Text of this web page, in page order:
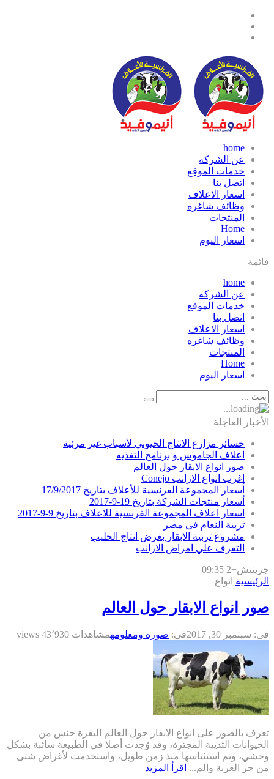
home
عن الشركه
خدمات الموقع
اتصل بنا
اسعار الاعلاف
وظائف شاغره
المنتجات
Home
اسعار اليوم
قائمة
home
عن الشركه
خدمات الموقع
اتصل بنا
اسعار الاعلاف
وظائف شاغره
المنتجات
Home
اسعار اليوم
الأخبار العاجلة
خسائر مزارع الانتاج الحيوني لأسباب غير مرئية
اعلاف الجاموس و برنامج التغذيه
صور انواع الابقار حول العالم
اغرب انواع الارانب Conejo
أسعار المجموعة الفرنسية للأعلاف بتاريخ 17/9/2017
أسعار منتجات الشركة بتاريخ 19-9-2017
اسعار اعلاف المجموعة الفرنسية للاعلاف بتاريخ 9-9-2017
تربية النعام فى مصر
مشروع تربية الابقار بغرض انتاج الحليب
التعرف علي امراض الارانب
جرينتش+2 09:35
الرئيسية انواع
صور انواع الابقار حول العالم
فى: سبتمبر 30, 2017 فى: صوره ومعلومهمشاهدات 43٬930 views
تعرف بالصور على انواع الابقار حول العالم البقرة جنس من
الحيوانات الثديية المجترة، وقد وُجدت أصلا في الطبيعة سائبة بشكل
وحشي، وتم استئناسها منذ زمن طويل، واستخدمت لأغراض شتى
من جر العربة والم... اقرأ المزيد